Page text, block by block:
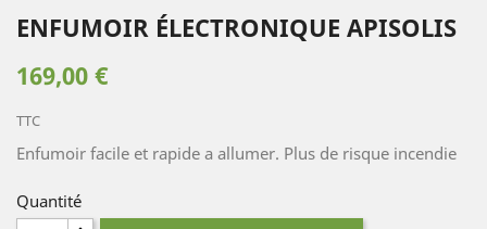
ENFUMOIR ÉLECTRONIQUE APISOLIS
169,00 €
TTC
Enfumoir facile et rapide a allumer. Plus de risque incendie
Quantité